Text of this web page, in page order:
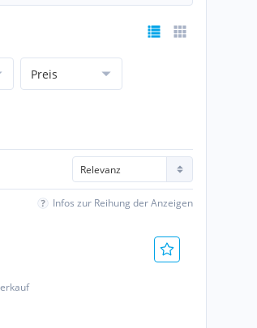
Preis
Infos zur Reihung der Anzeigen